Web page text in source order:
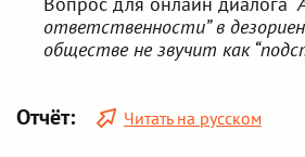
ответственности” в
обществе не звучит как
Отчёт: Читать на русском